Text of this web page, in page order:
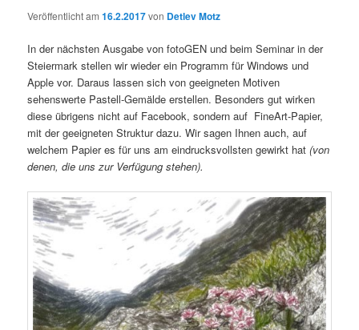
Veröffentlicht am16.2.2017von Detlev Motz
In der nächsten Ausgabe von fotoGEN und beim Seminar in der
Steiermark stellen wir wieder ein Programm für Windows und
Apple vor. Daraus lassen sich von geeigneten Motiven
sehenswerte Pastell-Gemälde erstellen. Besonders gut wirken
diese übrigens nicht auf Facebook, sondern auf FineArt-Papier,
mit der geeigneten Struktur dazu. Wir sagen Ihnen auch, auf
welchem Papier es für uns am eindrucksvollsten gewirkt hat (von
denen, die uns zur Verfügung stehen).